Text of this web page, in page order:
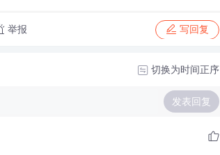
举报 写回复
切换为时间正序
发表回复